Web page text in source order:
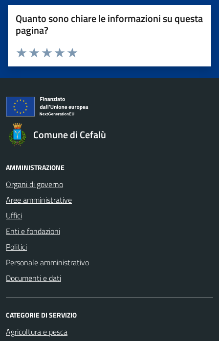
Quanto sono chiare le informazioni su questa
pagina?
Valuta 5 stelle su 5
Valuta 4 stelle su 5
Valuta 3 stelle su 5
Valuta 2 stelle su 5
Valuta 1 stelle su 5
Comune di Cefalù
AMMINISTRAZIONE
Organi di governo
Aree amministrative
Uffici
Enti e fondazioni
Politici
Personale amministrativo
Documenti e dati
CATEGORIE DI SERVIZIO
Agricoltura e pesca